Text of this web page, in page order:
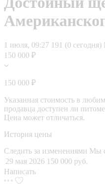
1 июля, 09:27 191 (0 сегодня)
150 000 ₽
150 000 ₽
Указанная стоимость в
продавца доступен ли
Цена может отличаться.
История цены
Следить за изменениями Мы
29 мая 2026 150 000 руб.
Написать